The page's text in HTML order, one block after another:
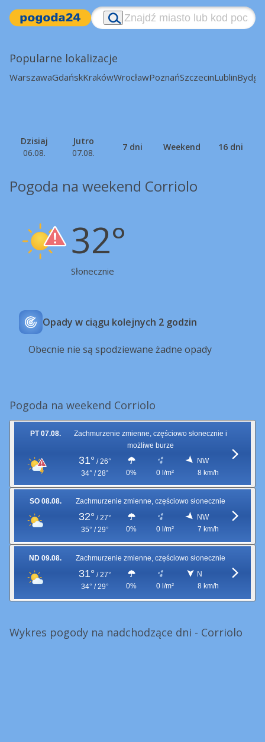
Popularne lokalizacje
WarszawaGdańskKrakówWrocławPoznańSzczecinLublin
Dzisiaj
06.08.
Jutro
07.08.
7 dni Weekend 16 dni
Pogoda na weekend Corriolo
32°
Słonecznie
Opady w ciągu kolejnych 2 godzin
Obecnie nie są spodziewane żadne opady
Pogoda na weekend Corriolo
PT 07.08.
Zachmurzenie zmienne, częściowo słonecznie i
możliwe burze
31° / 26°
34° / 28°
0% 0 l/m²
NW
8 km/h
SO 08.08. Zachmurzenie zmienne, częściowo słonecznie
32° / 27°
35° / 29°
0% 0 l/m²
NW
7 km/h
ND 09.08. Zachmurzenie zmienne, częściowo słonecznie
31° / 27°
34° / 29°
0% 0 l/m²
N
8 km/h
Wykres pogody na nadchodzące dni - Corriolo